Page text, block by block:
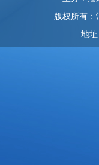
版权所有：
地